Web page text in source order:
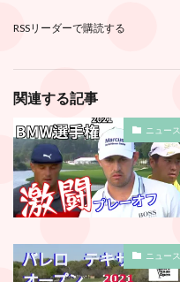
RSSリーダーで購読する
関連する記事
ニュース
ニュース